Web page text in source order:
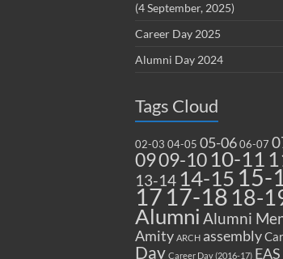
(4 September, 2025)
Career Day 2025
Alumni Day 2024
Tags Cloud
02-03 04-05 05-0606-07
0909-10 10-11
13-14 14-15 15-
17 17-18 18-
Alumni Alumni
Amity ARCH assembly
Day Career Day (2016-17) EAS